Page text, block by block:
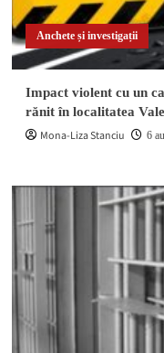
Anchete și investigații
Impact violent cu un
rănit în localitatea
Mona-Liza Stanciu 6